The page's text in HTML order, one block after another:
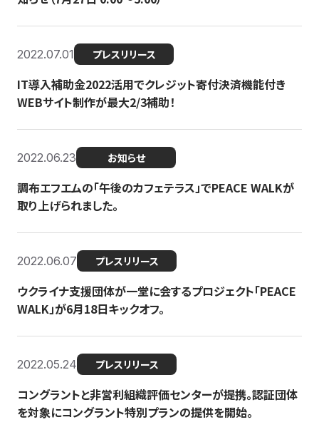
2022.07.01 プレスリリース
IT導入補助金2022活用でクレジット寄付決済機能付き
WEBサイト制作が最大2/3補助！
2022.06.23 お知らせ
調布エフエムの「午後のカフェテラス」でPEACE WALKが
取り上げられました。
2022.06.07 プレスリリース
ウクライナ支援団体が一堂に会するプロジェクト「PEACE
WALK」が6月18日キックオフ。
2022.05.24 プレスリリース
コングラントと非営利組織評価センターが提携。認証団体
を対象にコングラント特別プランの提供を開始。